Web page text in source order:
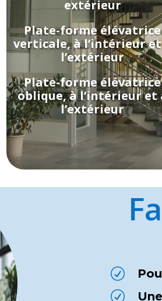
extérieur
Plate-forme élévatrice
verticale, à l’intérieur
l’extérieur
Plate-forme élévatrice
oblique, à l’intérieur et
l’extérieur
R
R